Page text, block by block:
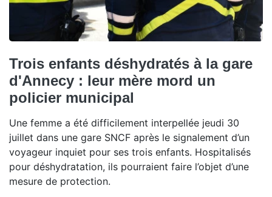
Trois enfants déshydratés à la gare
d'Annecy : leur mère mord un
policier municipal
Une femme a été difficilement interpellée jeudi 30
juillet dans une gare SNCF après le signalement d’un
voyageur inquiet pour ses trois enfants. Hospitalisés
pour déshydratation, ils pourraient faire l’objet d’une
mesure de protection.